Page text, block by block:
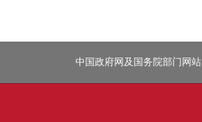
中国政府网及国务院部门网站